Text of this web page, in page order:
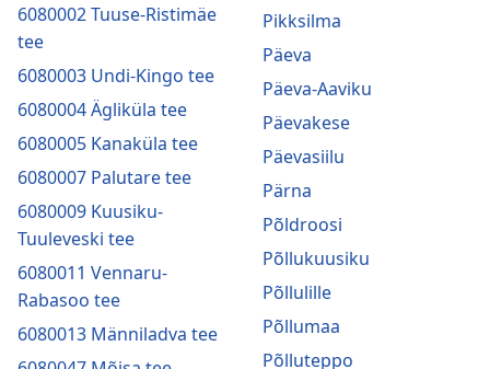
6080002 Tuuse-Ristimäe
tee
6080003 Undi-Kingo tee
6080004 Ägliküla tee
6080005 Kanaküla tee
6080007 Palutare tee
6080009 Kuusiku-
Tuuleveski tee
6080011 Vennaru-
Rabasoo tee
6080013 Männiladva tee
Pikksilma
Päeva
Päeva-Aaviku
Päevakese
Päevasiilu
Pärna
Põldroosi
Põllukuusiku
Põllulille
Põllumaa
Põlluteppo